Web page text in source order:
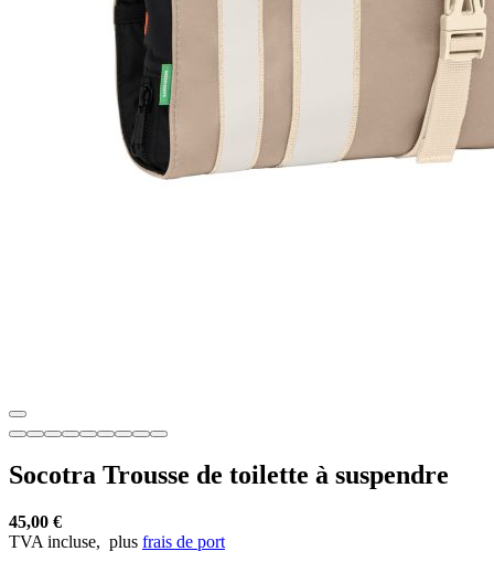
Socotra Trousse de toilette à suspendre
45,00 €
TVA incluse, plus frais de port